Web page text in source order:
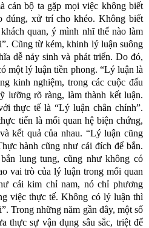
cán bộ ta gặp mọi việc không biết
đúng, xử trí cho khéo. Không biết
quan, ý mình nhĩ thế nào làm
Cũng từ kém, khinh lý luận suông
dễ nảy sinh và phát triển. Do đó,
một lý luận tiền phong. “Lý luận là
kinh nghiệm, trong các cuộc đấu
lưỡng rõ ràng, làm thành kết luận.
thực tế là “Lý luận chân chính”.
tiến là mối quan hệ biện chứng,
kết quả của nhau. “Lý luận cũng
hành cũng như cái đích để bắn.
lung tung, cũng như không có
vai trò của lý luận trong mối quan
cái kim chỉ nam, nó chỉ phương
việc thực tế. Không có lý luận thì
Trong những năm gần đây, một số
thực sự vận dụng sâu sắc, triệt để